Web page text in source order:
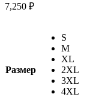
7,250 ₽
Размер
S
M
XL
2XL
3XL
4XL